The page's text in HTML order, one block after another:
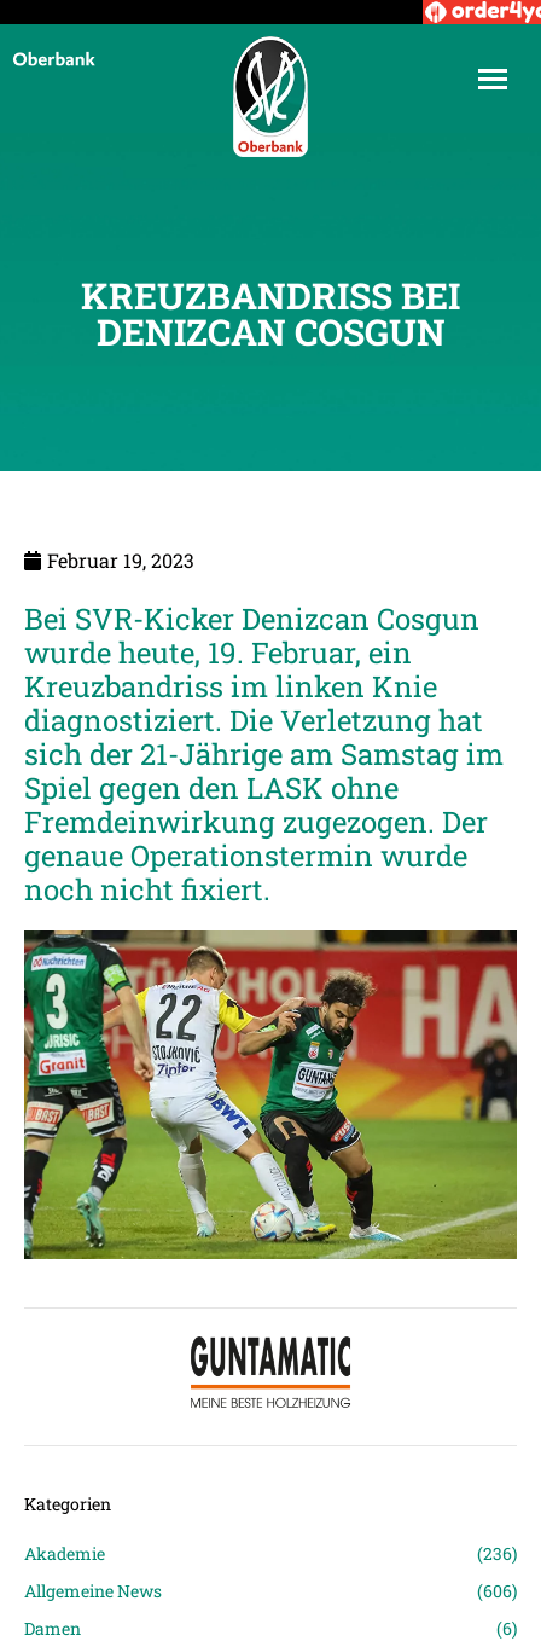
KREUZBANDRISS BEI
DENIZCAN COSGUN
Februar 19, 2023
Bei SVR-Kicker Denizcan Cosgun
wurde heute, 19. Februar, ein
Kreuzbandriss im linken Knie
diagnostiziert. Die Verletzung hat
sich der 21-Jährige am Samstag im
Spiel gegen den LASK ohne
Fremdeinwirkung zugezogen. Der
genaue Operationstermin wurde
noch nicht fixiert.
Kategorien
Akademie
(236)
Allgemeine News
(606)
Damen
(6)